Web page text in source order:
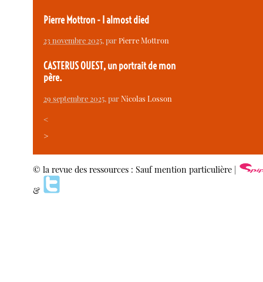
Pierre Mottron - I almost died
23 novembre 2025, parPierre Mottron
CASTERUS OUEST, un portrait de mon
père.
29 septembre 2025, parNicolas Losson
<
>
© la revue des ressources : Sauf mention particulière |
&